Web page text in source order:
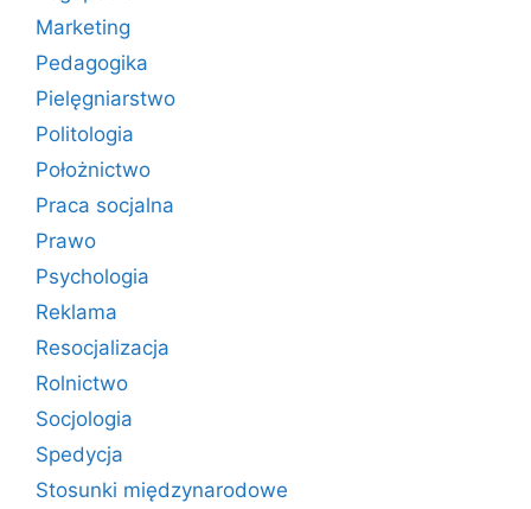
Marketing
Pedagogika
Pielęgniarstwo
Politologia
Położnictwo
Praca socjalna
Prawo
Psychologia
Reklama
Resocjalizacja
Rolnictwo
Socjologia
Spedycja
Stosunki międzynarodowe